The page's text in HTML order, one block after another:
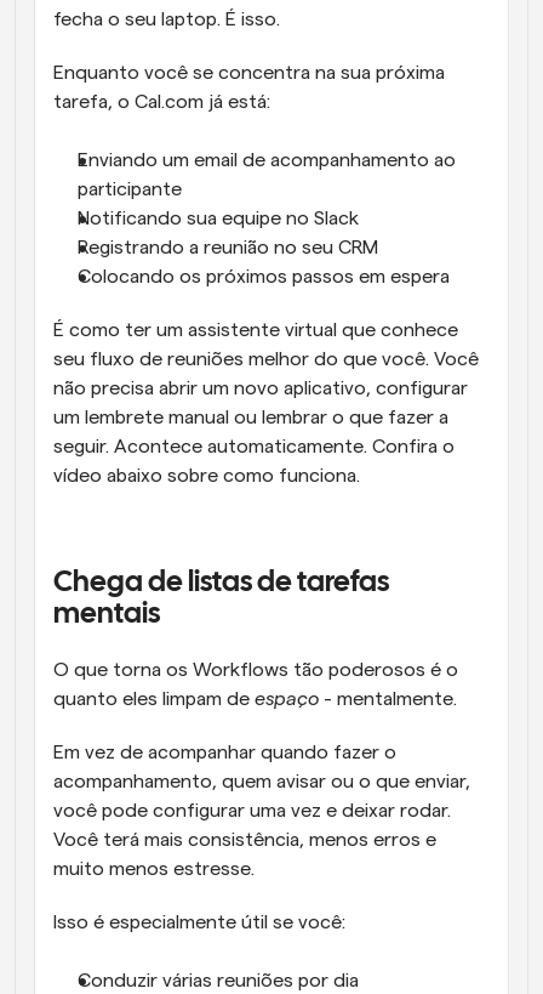
fecha o seu laptop. É isso.
Enquanto você se concentra na sua próxima
tarefa, o Cal.com já está:
Enviando um email de acompanhamento ao
participante
Notificando sua equipe no Slack
Registrando a reunião no seu CRM
Colocando os próximos passos em espera
É como ter um assistente virtual que conhece
seu fluxo de reuniões melhor do que você. Você
não precisa abrir um novo aplicativo, configurar
um lembrete manual ou lembrar o que fazer a
seguir. Acontece automaticamente. Confira o
vídeo abaixo sobre como funciona.
Chega de listas de tarefas
mentais
O que torna os Workflows tão poderosos é o
quanto eles limpam de espaço - mentalmente.
Em vez de acompanhar quando fazer o
acompanhamento, quem avisar ou o que enviar,
você pode configurar uma vez e deixar rodar.
Você terá mais consistência, menos erros e
muito menos estresse.
Isso é especialmente útil se você:
Conduzir várias reuniões por dia